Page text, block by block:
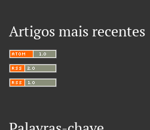
Artigos mais recentes